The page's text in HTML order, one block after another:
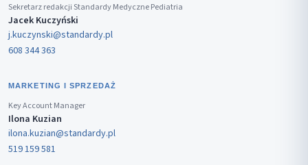
Sekretarz redakcji Standardy Medyczne Pediatria
Jacek Kuczyński
j.kuczynski@standardy.pl
608 344 363
MARKETING I SPRZEDAŻ
Key Account Manager
Ilona Kuzian
ilona.kuzian@standardy.pl
519 159 581